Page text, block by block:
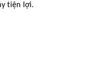
tiện lợi.